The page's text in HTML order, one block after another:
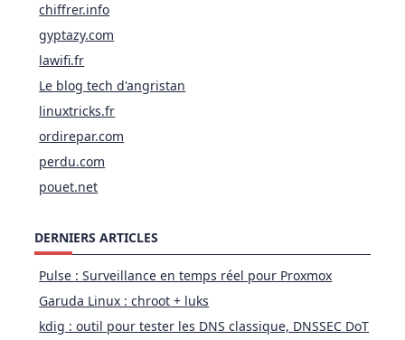
chiffrer.info
gyptazy.com
lawifi.fr
Le blog tech d'angristan
linuxtricks.fr
ordirepar.com
perdu.com
pouet.net
DERNIERS ARTICLES
Pulse : Surveillance en temps réel pour Proxmox
Garuda Linux : chroot + luks
kdig : outil pour tester les DNS classique, DNSSEC DoT